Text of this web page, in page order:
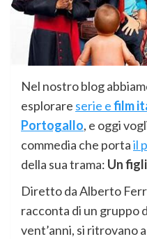
Nel nostro blog
esplorare serie efilm
Portogallo, e oggi
commedia che portail
della sua trama: Un
Diretto da Alberto
racconta di un gruppo
vent’anni, si ritrovano a